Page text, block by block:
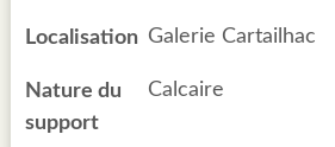
Localisation Galerie Cartailhac
Nature du
support
Calcaire